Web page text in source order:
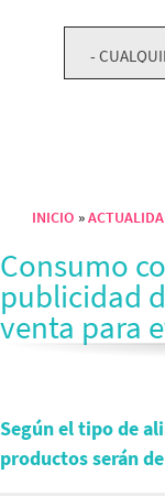
Sobrescribir enlaces de ayuda a la navegación
INICIO
Consumo
publicidad
venta para
Según el tipo de
productos serán